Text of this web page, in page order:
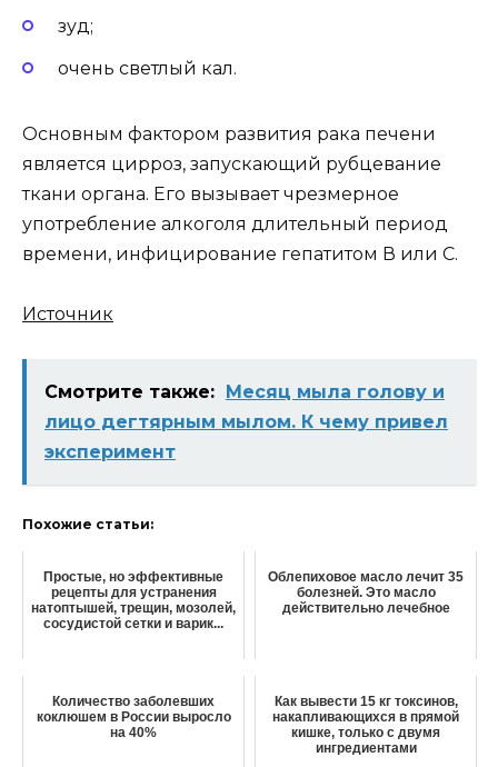
зуд;
очень светлый кал.
Основным фактором развития рака печени
является цирроз, запускающий рубцевание
ткани органа. Его вызывает чрезмерное
употребление алкоголя длительный период
времени, инфицирование гепатитом В или С.
Источник
Смотрите также:
Месяц мыла голову и
лицо дегтярным мылом. К чему привел
эксперимент
Похожие статьи:
Простые, но эффективные
рецепты для устранения
натоптышей, трещин, мозолей,
сосудистой сетки и варик...
Облепиховое масло лечит 35
болезней. Это масло
действительно лечебное
Количество заболевших
коклюшем в России выросло
на 40%
Как вывести 15 кг токсинов,
накапливающихся в прямой
кишке, только с двумя
ингредиентами